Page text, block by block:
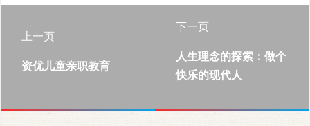
上一页
资优儿童亲职教育
下一页
人生理念的探索：做个
快乐的现代人